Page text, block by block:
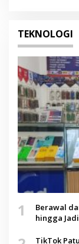
TEKNOLOGI
1
Berawal
hingga
TikTok